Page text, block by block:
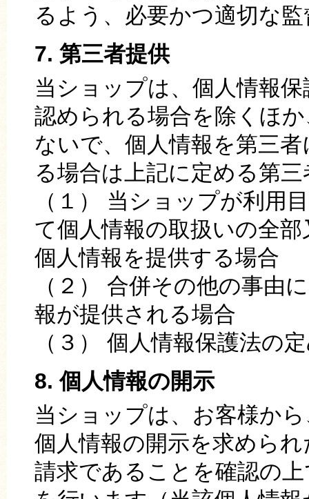
るよう、必要かつ適切な
7. 第三者提供
当ショップは、個人情報
認められる場合を除くほ
ないで、個人情報を第三
る場合は上記に定める第
（１） 当ショップが利用
て個人情報の取扱いの全
個人情報を提供する場合
（２） 合併その他の事由
報が提供される場合
（３） 個人情報保護法の
8. 個人情報の開示
当ショップは、お客様か
個人情報の開示を求めら
請求であることを確認の